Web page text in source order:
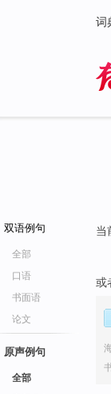
词
双语例句
全部
口语
书面语
论文
原声例句
全部
当
或